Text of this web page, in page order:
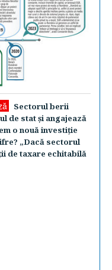
Sectorul berii
de stat şi angajează
o nouă investiţie
„Dacă sectorul
de taxare echitabilă